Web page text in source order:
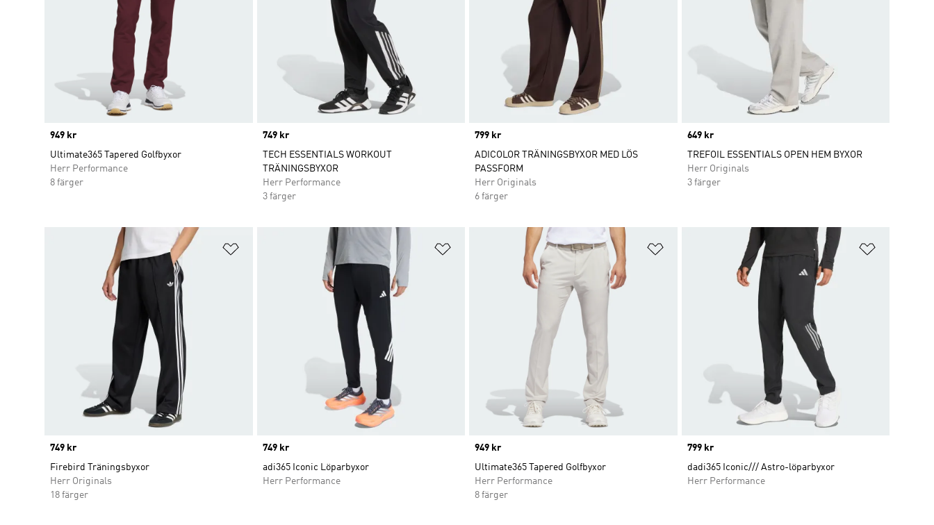
Price
949 kr
Ultimate365 Tapered Golfbyxor
Herr Performance
8 färger
Price
749 kr
TECH ESSENTIALS WORKOUT
TRÄNINGSBYXOR
Herr Performance
3 färger
Price
799 kr
ADICOLOR TRÄNINGSBYXOR MED LÖS
PASSFORM
Herr Originals
6 färger
Price
649 kr
TREFOIL ESSENTIALS OPEN HEM BYXOR
Herr Originals
3 färger
Lägg till på önskelistan
Price
749 kr
Firebird Träningsbyxor
Herr Originals
18 färger
Lägg till på önskelistan
Price
749 kr
adi365 Iconic Löparbyxor
Herr Performance
Lägg till på önskelistan
Price
949 kr
Ultimate365 Tapered Golfbyxor
Herr Performance
8 färger
Price
799 kr
dadi365 Iconic/// Astro-löparbyxor
Herr Performance